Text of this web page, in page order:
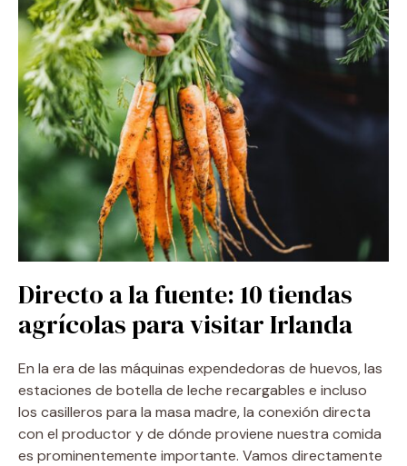
Directo a la fuente: 10 tiendas
agrícolas para visitar Irlanda
En la era de las máquinas expendedoras de huevos, las
estaciones de botella de leche recargables e incluso
los casilleros para la masa madre, la conexión directa
con el productor y de dónde proviene nuestra comida
es prominentemente importante. Vamos directamente